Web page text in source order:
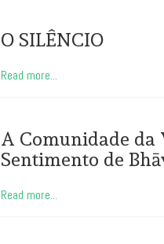
O SILÊNCIO
Read more...
A Comunidade da
Sentimento de
Read more...